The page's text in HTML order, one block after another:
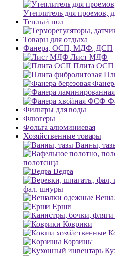
Утеплитель для проемов,
Теплый пол
Товары для отдыха
Фанера, ОСП, МДФ, ДСП
Лист МДФ
Плита ОСП
Фильтры для воды
Флюгеры
Фольга алюминиевая
Хозяйственные товары
Ванны,
полотенца
Ведра
фал, шнуры
Ерши
Коврики
Корзины